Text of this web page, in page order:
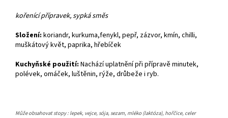
kořenící přípravek, sypká směs
Složení: koriandr, kurkuma,fenykl, pepř, zázvor, kmín, chilli,
muškátový květ, paprika, hřebíček
Kuchyňské použití: Nachází uplatnění při přípravě minutek,
polévek, omáček, luštěnin, rýže, drůbeže i ryb.
Může obsahovat stopy : lepek, vejce, sója, sezam, mléko (laktóza), hořčice, celer